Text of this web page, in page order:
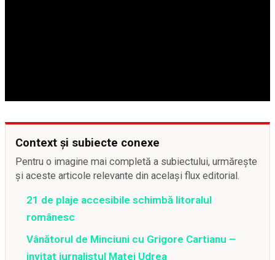
Context și subiecte conexe
Pentru o imagine mai completă a subiectului, urmărește
și aceste articole relevante din același flux editorial.
21 de plaje accesibile schimbă litoralul
românesc
Vânătorul de Minciuni cu Grigore Cartianu –
invitat jurnalistul Matei Udrea